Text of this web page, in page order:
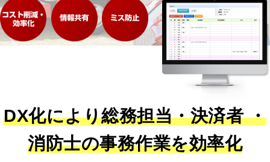
DX化により総務担当・決済者 ・
消防士の事務作業を効率化